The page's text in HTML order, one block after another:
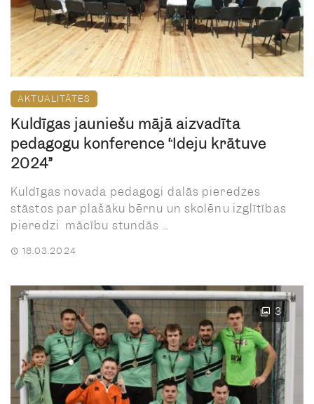
AKTUALITĀTES
Kuldīgas jauniešu mājā aizvadīta
pedagogu konference “Ideju krātuve
2024”
Kuldīgas novada pedagogi dalās pieredzes
stāstos par plašāku bērnu un skolēnu izglītības
pieredzi mācību stundās ...
18.03.2024
3